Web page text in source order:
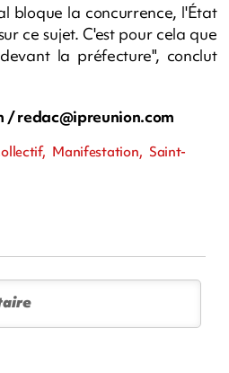
bloque la concurrence, l'État
ce sujet. C'est pour cela que
la préfecture", conclut
/redac@ipreunion.com
Manifestation, Saint-